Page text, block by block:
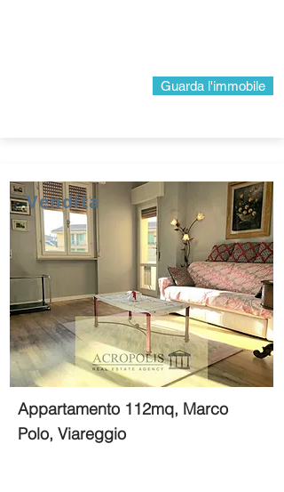
Guarda l'immobile
Vendita
Appartamento 112mq, Marco
Polo, Viareggio